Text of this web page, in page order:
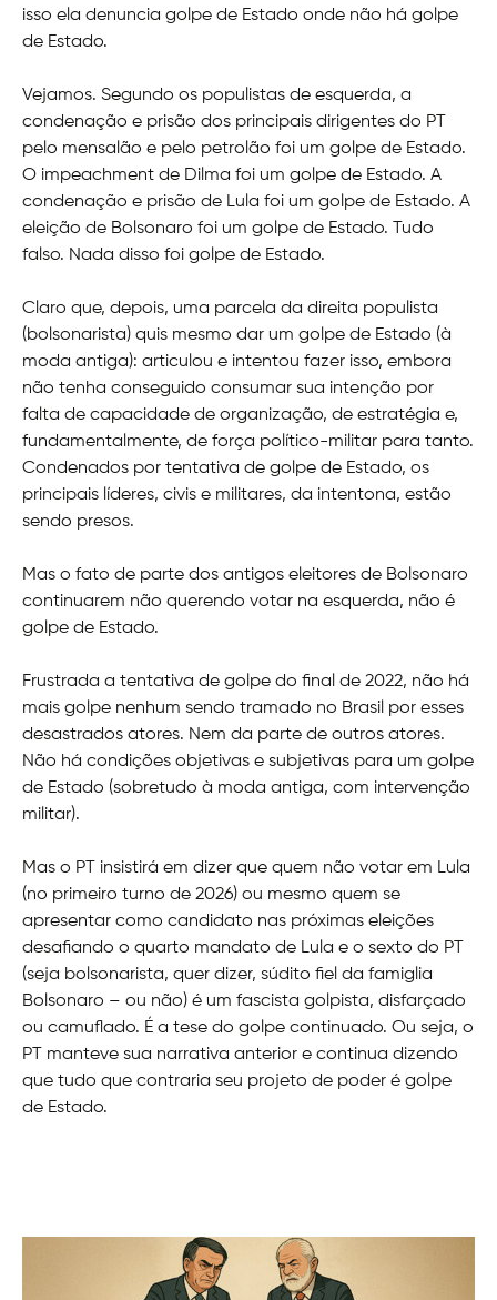
isso ela denuncia golpe de Estado onde não há golpe
de Estado.
Vejamos. Segundo os populistas de esquerda, a
condenação e prisão dos principais dirigentes do PT
pelo mensalão e pelo petrolão foi um golpe de Estado.
O impeachment de Dilma foi um golpe de Estado. A
condenação e prisão de Lula foi um golpe de Estado. A
eleição de Bolsonaro foi um golpe de Estado. Tudo
falso. Nada disso foi golpe de Estado.
Claro que, depois, uma parcela da direita populista
(bolsonarista) quis mesmo dar um golpe de Estado (à
moda antiga): articulou e intentou fazer isso, embora
não tenha conseguido consumar sua intenção por
falta de capacidade de organização, de estratégia e,
fundamentalmente, de força político-militar para tanto.
Condenados por tentativa de golpe de Estado, os
principais líderes, civis e militares, da intentona, estão
sendo presos.
Mas o fato de parte dos antigos eleitores de Bolsonaro
continuarem não querendo votar na esquerda, não é
golpe de Estado.
Frustrada a tentativa de golpe do final de 2022, não há
mais golpe nenhum sendo tramado no Brasil por esses
desastrados atores. Nem da parte de outros atores.
Não há condições objetivas e subjetivas para um golpe
de Estado (sobretudo à moda antiga, com intervenção
militar).
Mas o PT insistirá em dizer que quem não votar em Lula
(no primeiro turno de 2026) ou mesmo quem se
apresentar como candidato nas próximas eleições
desafiando o quarto mandato de Lula e o sexto do PT
(seja bolsonarista, quer dizer, súdito fiel da famiglia
Bolsonaro – ou não) é um fascista golpista, disfarçado
ou camuflado. É a tese do golpe continuado. Ou seja, o
PT manteve sua narrativa anterior e continua dizendo
que tudo que contraria seu projeto de poder é golpe
de Estado.